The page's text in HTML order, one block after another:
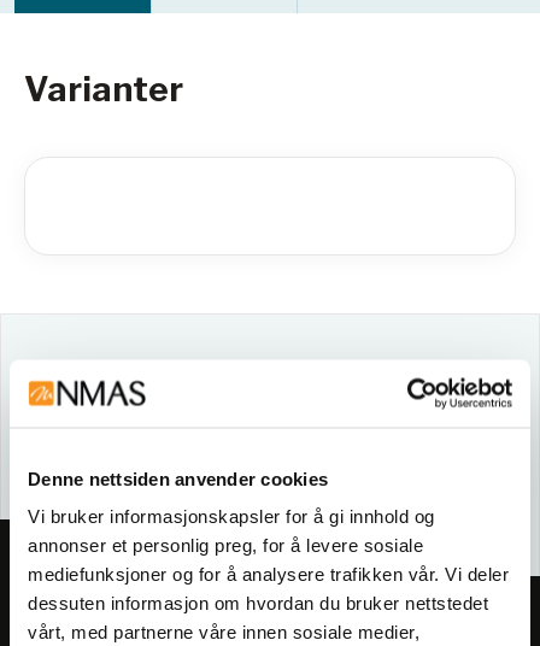
Denne nettsiden anvender cookies
Vi bruker informasjonskapsler for å gi innhold og
annonser et personlig preg, for å levere sosiale
mediefunksjoner og for å analysere trafikken vår. Vi deler
dessuten informasjon om hvordan du bruker nettstedet
vårt, med partnerne våre innen sosiale medier,
Varianter
Sikkerhetsdatablad
Meld deg på vårt nyhetsbrev!